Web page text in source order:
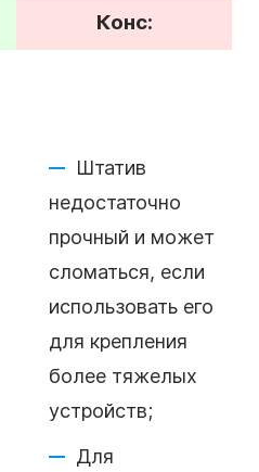
Конс:
Штатив
недостаточно
прочный и может
сломаться, если
использовать его
для крепления
более тяжелых
устройств;
Для